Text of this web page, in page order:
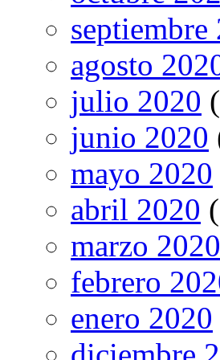
septiembre
agosto
julio 2020
junio 2020
mayo 2020
abril 2020
marzo 2020
febrero
enero 2020